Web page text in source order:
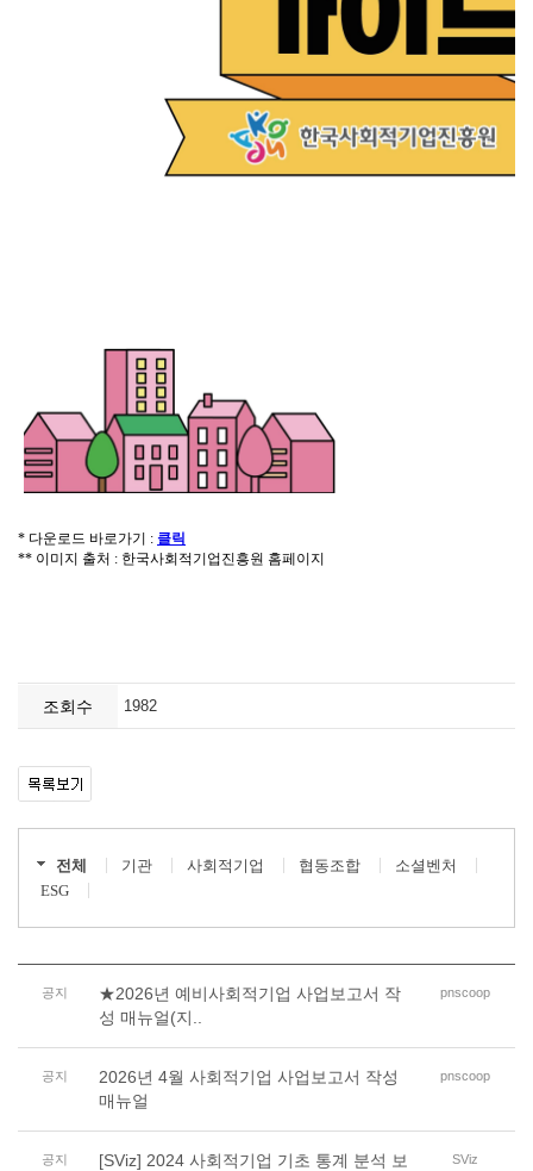
조회수 1982
전체 기관 사회적기업 협동조합
소셜벤처
ESG
공지
★2026년 예비사회적기업 사업보고서 작
성 매뉴얼(지..
pnscoop
공지
2026년 4월 사회적기업 사업보고서 작성
매뉴얼
pnscoop
공지
[SViz] 2024 사회적기업 기초 통계 분석 보
SViz